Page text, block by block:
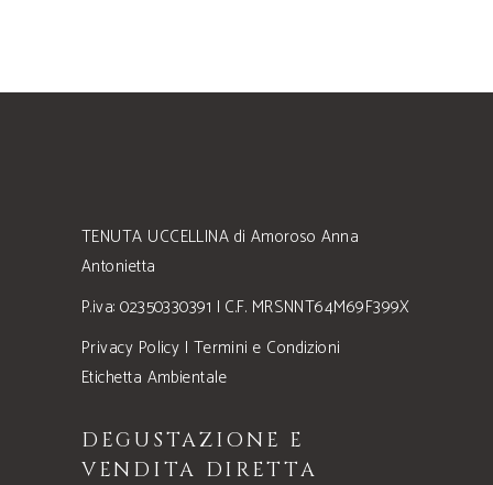
TENUTA UCCELLINA di Amoroso Anna
Antonietta
P.iva: 02350330391 | C.F. MRSNNT64M69F399X
Privacy Policy | Termini e Condizioni
Etichetta Ambientale
DEGUSTAZIONE E
VENDITA DIRETTA